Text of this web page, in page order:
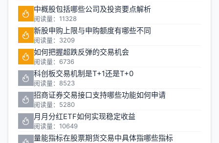
中概股包括哪些公司及投资要点解析
阅读量：11328
新股申购上限与申购额度有哪些不同
阅读量：3209
如何把握超跌反弹的交易机会
阅读量：6736
科创板交易机制是T+1还是T+0
阅读量：8523
招商证券交易接口支持哪些功能如何申请
阅读量：5280
月月分红ETF如何实现稳定收益
阅读量：10649
量能指标在股票期货交易中具体指哪些指标